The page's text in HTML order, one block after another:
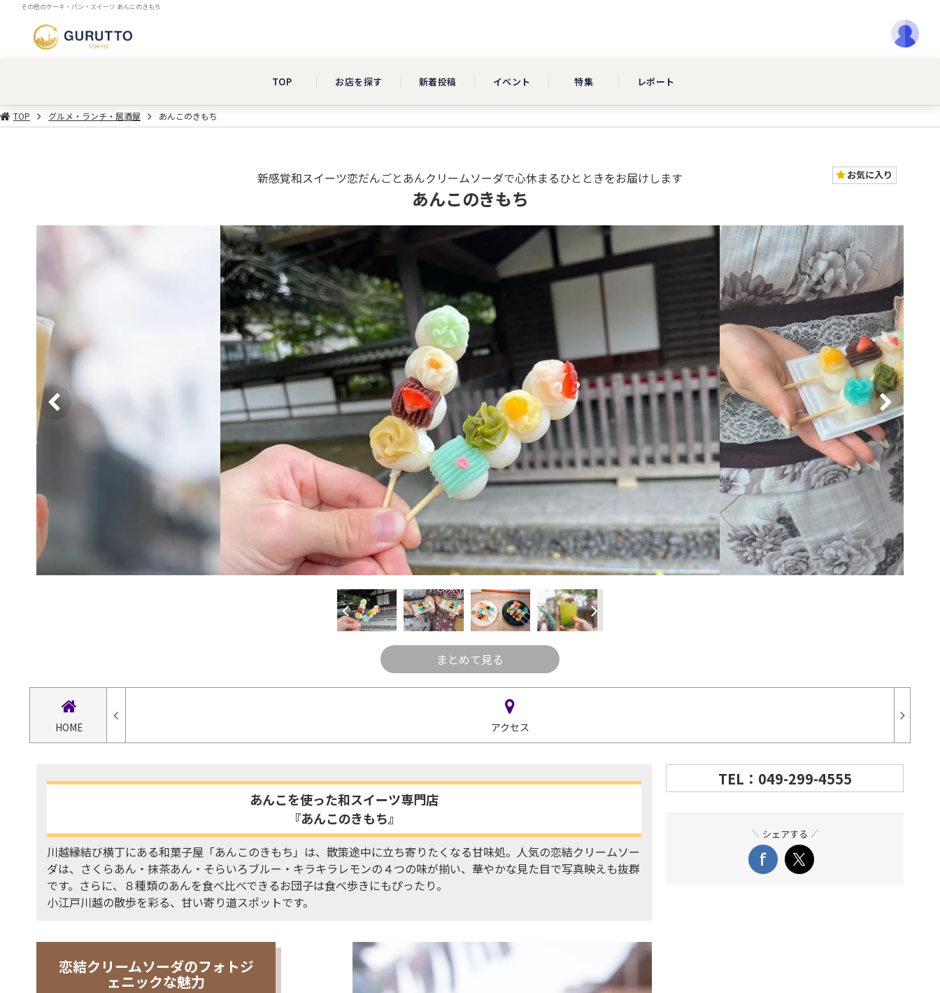
その他のケーキ・パン・スイーツ あんこのきもち
TOP お店を探す 新着投稿 イベント 特集 レポート
TOP グルメ・ランチ・居酒屋 あんこのきもち
新感覚和スイーツ恋だんごとあんクリームソーダで心休まるひとときをお届けします
あんこのきもち
お気に入り
まとめて見る
HOME アクセス
あんこを使った和スイーツ専門店
『あんこのきもち』
川越縁結び横丁にある和菓子屋「あんこのきもち」は、散策途中に立ち寄りたくなる甘味処。人気の恋結クリームソー
ダは、さくらあん・抹茶あん・そらいろブルー・キラキラレモンの４つの味が揃い、華やかな見た目で写真映えも抜群
です。さらに、８種類のあんを食べ比べできるお団子は食べ歩きにもぴったり。
小江戸川越の散歩を彩る、甘い寄り道スポットです。
恋結クリームソーダのフォトジ
ェニックな魅力
TEL：049-299-4555
シェアする